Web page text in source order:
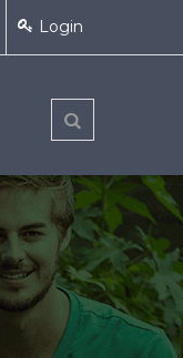
Login